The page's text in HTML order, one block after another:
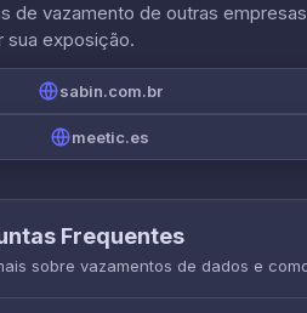
de vazamento de outras
sua exposição.
sabin.com.br
meetic.es
Frequentes
sobre vazamentos de dados e